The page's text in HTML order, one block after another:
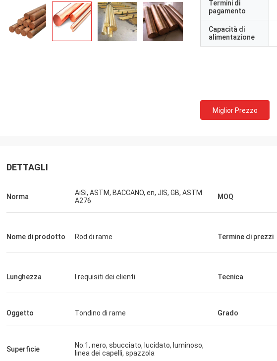
I commerci hanno consegna in buona
qualità del prodotto
Termini di
pagamento
Capacità di
alimentazione
Miglior Prezzo
DETTAGLI
Norma
AiSi, ASTM, BACCANO, en, JIS, GB, ASTM
A276
MOQ
Nome di prodotto Rod di rame Termine di prezzi
Lunghezza I requisiti dei clienti Tecnica
Oggetto Tondino di rame Grado
Superficie
No.1, nero, sbucciato, lucidato, luminoso,
linea dei capelli, spazzola